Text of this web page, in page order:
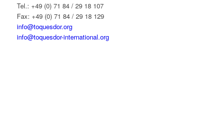
Tel.: +49 (0) 71 84 / 29 18 107
Fax: +49 (0) 71 84 / 29 18 129
info@toquesdor.org
info@toquesdor-international.org